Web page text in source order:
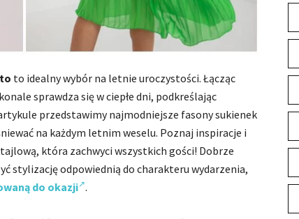
to idealny wybór na letnie uroczystości. Łącząc
sprawdza się w ciepłe dni, podkreślając
przedstawimy najmodniejsze fasony sukienek
na każdym letnim weselu. Poznaj inspiracje i
która zachwyci wszystkich gości! Dobrze
stylizację odpowiednią do charakteru wydarzenia,
do okazji .